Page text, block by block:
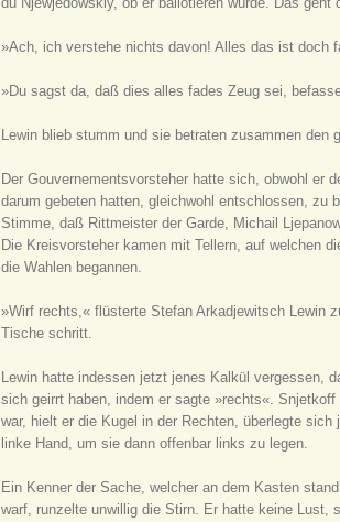
»Ach, ich verstehe nichts davon! Alles das ist doch
»Du sagst da, daß dies alles fades Zeug sei,
Lewin blieb stumm und sie betraten zusammen den
Der Gouvernementsvorsteher hatte sich, obwohl er
darum gebeten hatten, gleichwohl entschlossen, zu
Stimme, daß Rittmeister der Garde, Michail
Die Kreisvorsteher kamen mit Tellern, auf welchen
die Wahlen begannen.
»Wirf rechts,« flüsterte Stefan Arkadjewitsch Lewin
Tische schritt.
Lewin hatte indessen jetzt jenes Kalkül vergessen,
sich geirrt haben, indem er sagte »rechts«.
war, hielt er die Kugel in der Rechten, überlegte
linke Hand, um sie dann offenbar links zu legen.
Ein Kenner der Sache, welcher an dem Kasten
warf, runzelte unwillig die Stirn. Er hatte keine Lust,